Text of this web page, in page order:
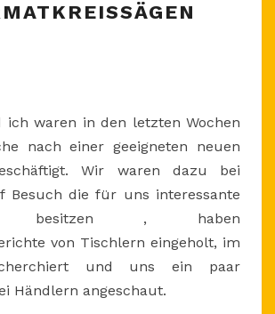
ich waren in den letzten Wochen
nach einer geeigneten neuen
Wir waren dazu bei
Besuch die für uns interessante
besitzen , haben
von Tischlern eingeholt, im
und uns ein paar
Händlern angeschaut.